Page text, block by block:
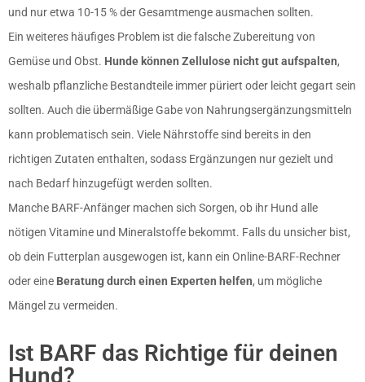
und nur etwa 10-15 % der Gesamtmenge ausmachen sollten.
Ein weiteres häufiges Problem ist die falsche Zubereitung von
Gemüse und Obst. Hunde können Zellulose nicht gut aufspalten,
weshalb pflanzliche Bestandteile immer püriert oder leicht gegart sein
sollten. Auch die übermäßige Gabe von Nahrungsergänzungsmitteln
kann problematisch sein. Viele Nährstoffe sind bereits in den
richtigen Zutaten enthalten, sodass Ergänzungen nur gezielt und
nach Bedarf hinzugefügt werden sollten.
Manche BARF-Anfänger machen sich Sorgen, ob ihr Hund alle
nötigen Vitamine und Mineralstoffe bekommt. Falls du unsicher bist,
ob dein Futterplan ausgewogen ist, kann ein Online-BARF-Rechner
oder eine Beratung durch einen Experten helfen, um mögliche
Mängel zu vermeiden.
Ist BARF das Richtige für deinen
Hund?